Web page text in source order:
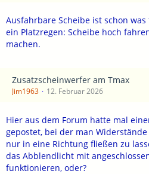
Ausfahrbare Scheibe ist schon
ein Platzregen: Scheibe hoch
machen.
Zusatzscheinwerfer am Tmax
Jim1963 12. Februar 2026
Hier aus dem Forum hatte mal
gepostet, bei der man
nur in eine Richtung fließen zu
das Abblendlicht mit
funktionieren, oder?